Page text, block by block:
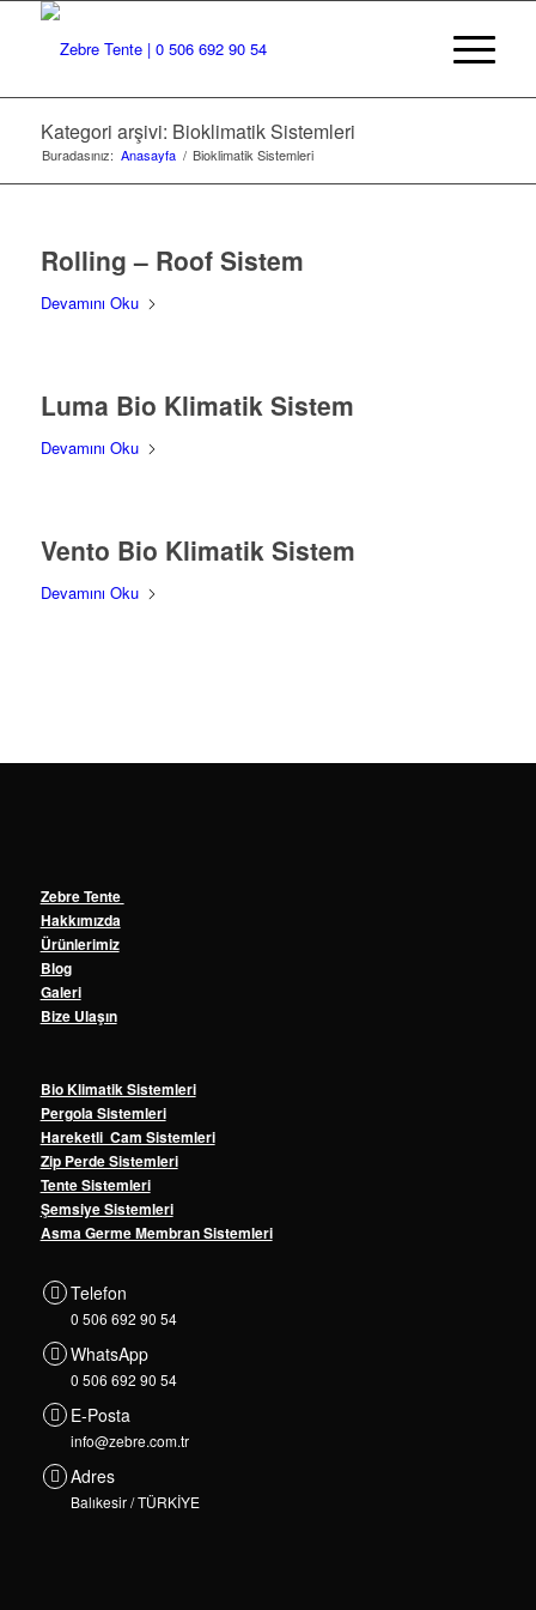
Kategori arşivi: Bioklimatik Sistemleri
Buradasınız: Anasayfa / Bioklimatik Sistemleri
Rolling – Roof Sistem
Devamını Oku
Luma Bio Klimatik Sistem
Devamını Oku
Vento Bio Klimatik Sistem
Devamını Oku
Zebre Tente
Hakkımızda
Ürünlerimiz
Blog
Galeri
Bize Ulaşın
Bio Klimatik Sistemleri
Pergola Sistemleri
Hareketli Cam Sistemleri
Zip Perde Sistemleri
Tente Sistemleri
Şemsiye Sistemleri
Asma Germe Membran Sistemleri
Telefon
0 506 692 90 54
WhatsApp
0 506 692 90 54
E-Posta
info@zebre.com.tr
Adres
Balıkesir / TÜRKİYE